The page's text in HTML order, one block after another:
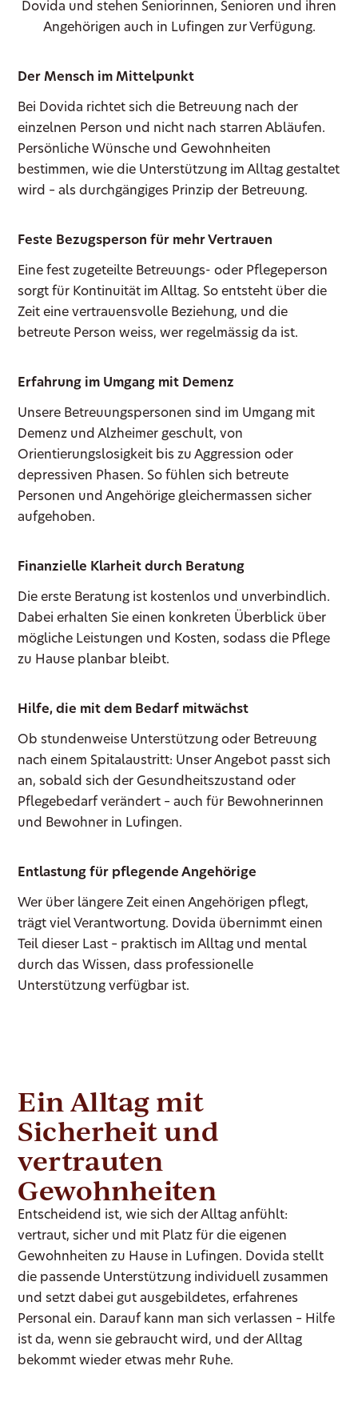
Dovida und stehen Seniorinnen, Senioren und ihren
Angehörigen auch in Lufingen zur Verfügung.
Der Mensch im Mittelpunkt
Bei Dovida richtet sich die Betreuung nach der
einzelnen Person und nicht nach starren Abläufen.
Persönliche Wünsche und Gewohnheiten
bestimmen, wie die Unterstützung im Alltag gestaltet
wird – als durchgängiges Prinzip der Betreuung.
Feste Bezugsperson für mehr Vertrauen
Eine fest zugeteilte Betreuungs- oder Pflegeperson
sorgt für Kontinuität im Alltag. So entsteht über die
Zeit eine vertrauensvolle Beziehung, und die
betreute Person weiss, wer regelmässig da ist.
Erfahrung im Umgang mit Demenz
Unsere Betreuungspersonen sind im Umgang mit
Demenz und Alzheimer geschult, von
Orientierungslosigkeit bis zu Aggression oder
depressiven Phasen. So fühlen sich betreute
Personen und Angehörige gleichermassen sicher
aufgehoben.
Finanzielle Klarheit durch Beratung
Die erste Beratung ist kostenlos und unverbindlich.
Dabei erhalten Sie einen konkreten Überblick über
mögliche Leistungen und Kosten, sodass die Pflege
zu Hause planbar bleibt.
Hilfe, die mit dem Bedarf mitwächst
Ob stundenweise Unterstützung oder Betreuung
nach einem Spitalaustritt: Unser Angebot passt sich
an, sobald sich der Gesundheitszustand oder
Pflegebedarf verändert – auch für Bewohnerinnen
und Bewohner in Lufingen.
Entlastung für pflegende Angehörige
Wer über längere Zeit einen Angehörigen pflegt,
trägt viel Verantwortung. Dovida übernimmt einen
Teil dieser Last – praktisch im Alltag und mental
durch das Wissen, dass professionelle
Unterstützung verfügbar ist.
Ein Alltag mit
Sicherheit und
vertrauten
Gewohnheiten
Entscheidend ist, wie sich der Alltag anfühlt:
vertraut, sicher und mit Platz für die eigenen
Gewohnheiten zu Hause in Lufingen. Dovida stellt
die passende Unterstützung individuell zusammen
und setzt dabei gut ausgebildetes, erfahrenes
Personal ein. Darauf kann man sich verlassen – Hilfe
ist da, wenn sie gebraucht wird, und der Alltag
bekommt wieder etwas mehr Ruhe.